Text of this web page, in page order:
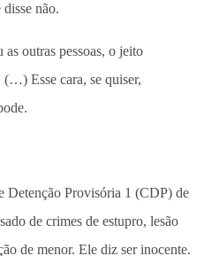
não.
outras pessoas, o jeito
(…) Esse cara, se quiser,
Detenção Provisória 1 (CDP) de
de crimes de estupro, lesão
de menor. Ele diz ser inocente.